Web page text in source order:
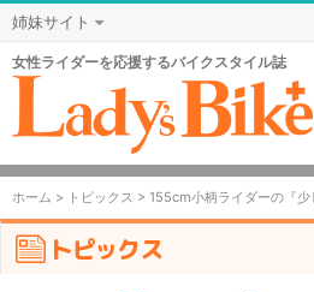
姉妹サイト
女性ライダーを応援するバイクスタイル誌
ホーム > トピックス > 155cm小柄ライダーの『少しは参考になるか
トピックス